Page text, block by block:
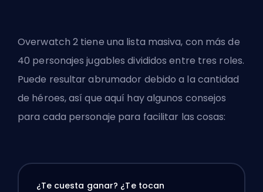
Overwatch 2 tiene una lista masiva, con más de
40 personajes jugables divididos entre tres roles.
Puede resultar abrumador debido a la cantidad
de héroes, así que aquí hay algunos consejos
para cada personaje para facilitar las cosas:
¿Te cuesta ganar? ¿Te tocan